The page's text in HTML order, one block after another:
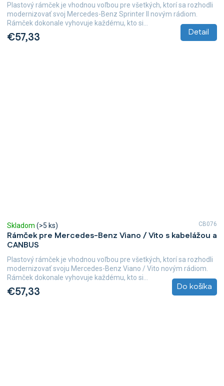
€57,33 Detail
Plastový rámček je vhodnou voľbou pre všetkých, ktorí sa rozhodli
modernizovať svoj Mercedes-Benz Sprinter II novým rádiom.
Rámček dokonale vyhovuje každému, kto si...
Rámček pre Mercedes-Benz Viano / Vito s kabelážou a
CANBUS
Skladom (>5 ks)
€57,33 Do košíka
Plastový rámček je vhodnou voľbou pre všetkých, ktorí sa rozhodli
modernizovať svoju Mercedes-Benz Viano / Vito novým rádiom.
Rámček dokonale vyhovuje každému, kto si...
CB076